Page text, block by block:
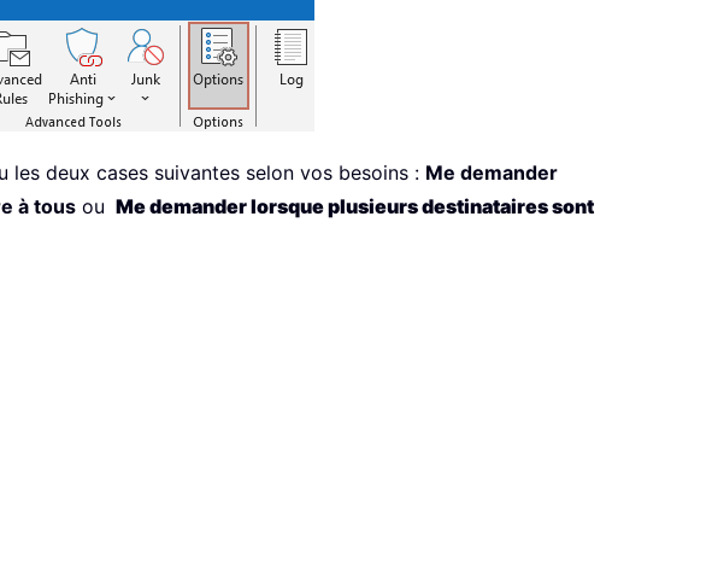
les deux cases suivantes selon vos besoins : Me demander
à tous ou Me demander lorsque plusieurs destinataires sont